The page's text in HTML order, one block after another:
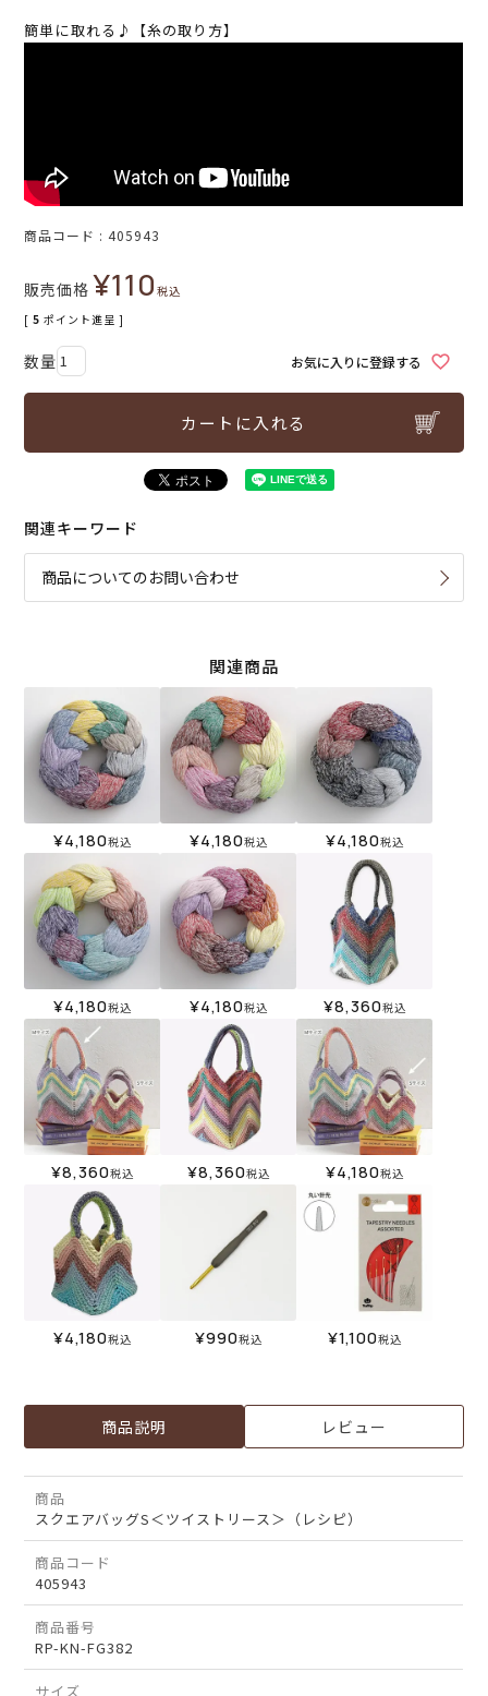
簡単に取れる♪【糸の取り方】
商品コード 405943
販売価格 ¥110税込
[ 5 ポイント進呈 ]
お気に入りに登録する
カートに入れる
関連キーワード
商品についてのお問い合わせ
関連商品
¥4,180税込 ¥4,180税込 ¥4,180税込
¥4,180税込 ¥4,180税込 ¥8,360税込
¥8,360税込 ¥8,360税込 ¥4,180税込
¥4,180税込 ¥990税込 ¥1,100税込
商品説明 レビュー
商品
スクエアバッグS＜ツイストリース＞（レシピ）
商品コード
405943
商品番号
RP-KN-FG382
サイズ